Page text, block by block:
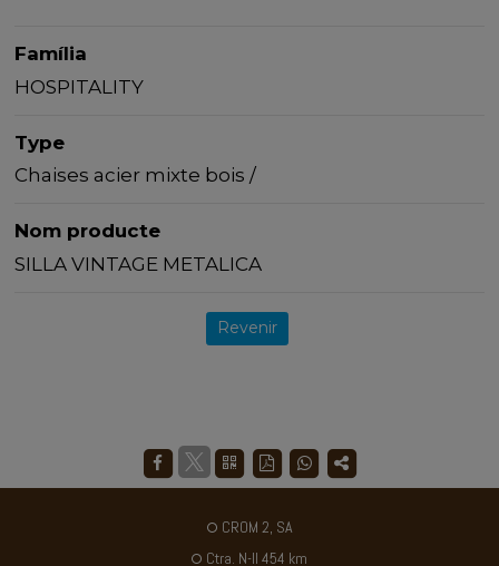
Família
HOSPITALITY
Type
Chaises acier mixte bois /
Nom producte
SILLA VINTAGE METALICA
Revenir
CROM 2, SA
Ctra. N-II 454 km